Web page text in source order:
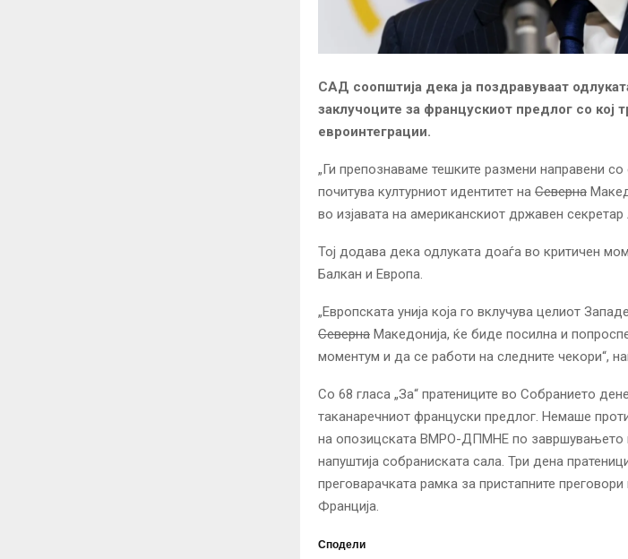
САД соопштија дека ја поздравуваат
заклучоците за францускиот предлог со кој
евроинтеграции.
„Ги препознаваме тешките размени направени
почитува културниот идентитет на Северна
во изјавата на американскиот државен
Тој додава дека одлуката доаѓа во критичен
Балкан и Европа.
„Европската унија која го вклучува целиот
Северна Македонија, ќе биде посилна и
моментум и да се работи на следните чекори“,
Со 68 гласа „За“ пратениците во Собранието
таканаречниот француски предлог. Немаше
на опозицската ВМРО-ДПМНЕ по завршувањето
напуштија собраниската сала. Три дена
преговарачката рамка за пристапните
Франција.
Сподели